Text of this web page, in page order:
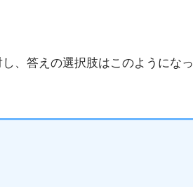
、答えの選択肢はこのようになっ